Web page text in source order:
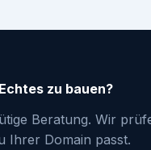
zu bauen?
Beratung. Wir
Ihrer Domain passt.